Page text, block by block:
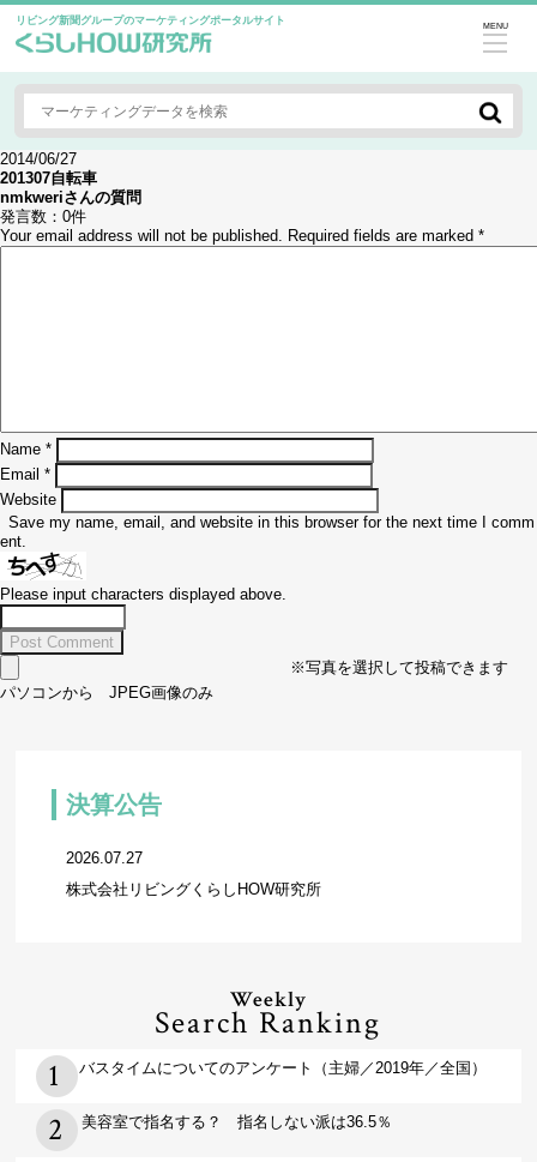
リビング新聞グループのマーケティングポータルサイト MENU
2014/06/27
201307自転車
nmkweriさんの質問
発言数： 0件
Your email address will not be published. Required fields are marked *
Name *
Email *
Website
Save my name, email, and website in this browser for the next time I comm
ent.
Please input characters displayed above.
※写真を選択して投稿できます
パソコンから JPEG画像のみ
決算公告
2026.07.27
株式会社リビングくらしHOW研究所
Weekly
Search Ranking
バスタイムについてのアンケート（主婦／2019年／全国）
美容室で指名する？ 指名しない派は36.5％